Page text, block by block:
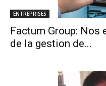
ENTREPRISES
Factum Group: Nos
de la gestion de...